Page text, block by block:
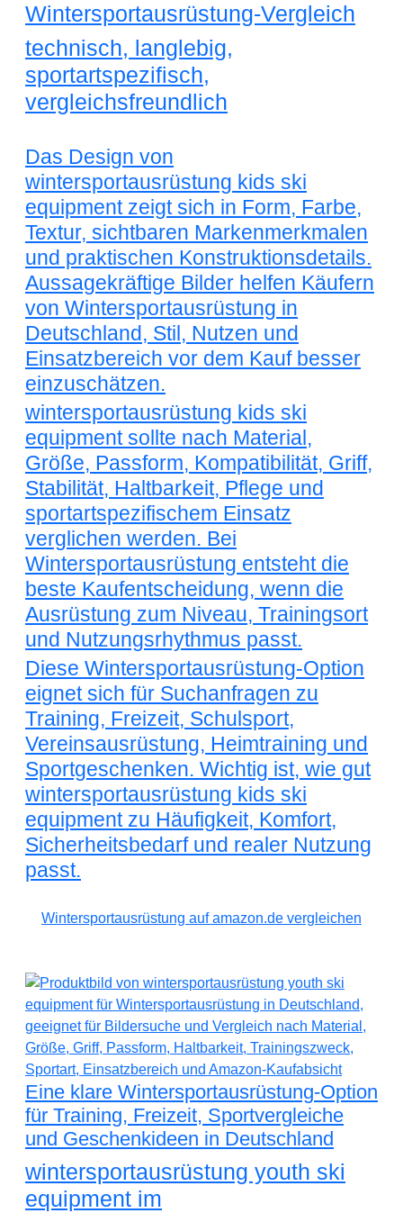
Wintersportausrüstung-Vergleich
technisch, langlebig,
sportartspezifisch,
vergleichsfreundlich
Das Design von
wintersportausrüstung kids ski
equipment zeigt sich in Form, Farbe,
Textur, sichtbaren Markenmerkmalen
und praktischen Konstruktionsdetails.
Aussagekräftige Bilder helfen Käufern
von Wintersportausrüstung in
Deutschland, Stil, Nutzen und
Einsatzbereich vor dem Kauf besser
einzuschätzen.
wintersportausrüstung kids ski
equipment sollte nach Material,
Größe, Passform, Kompatibilität, Griff,
Stabilität, Haltbarkeit, Pflege und
sportartspezifischem Einsatz
verglichen werden. Bei
Wintersportausrüstung entsteht die
beste Kaufentscheidung, wenn die
Ausrüstung zum Niveau, Trainingsort
und Nutzungsrhythmus passt.
Diese Wintersportausrüstung-Option
eignet sich für Suchanfragen zu
Training, Freizeit, Schulsport,
Vereinsausrüstung, Heimtraining und
Sportgeschenken. Wichtig ist, wie gut
wintersportausrüstung kids ski
equipment zu Häufigkeit, Komfort,
Sicherheitsbedarf und realer Nutzung
passt.
Wintersportausrüstung auf amazon.de vergleichen
Eine klare Wintersportausrüstung-Option
für Training, Freizeit, Sportvergleiche
und Geschenkideen in Deutschland
wintersportausrüstung youth ski
equipment im